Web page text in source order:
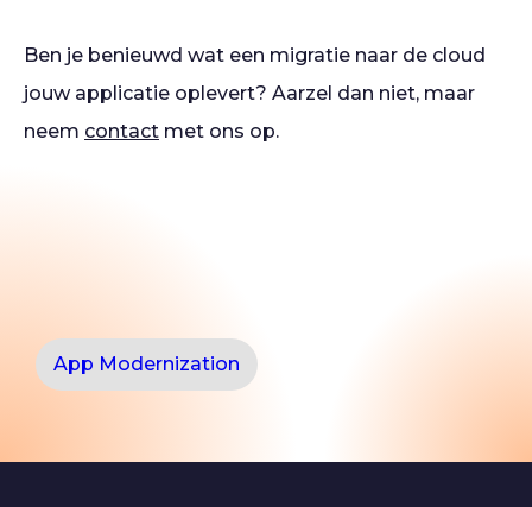
Ben je benieuwd wat een migratie naar de cloud
jouw applicatie oplevert? Aarzel dan niet, maar
neem contact met ons op.
App Modernization